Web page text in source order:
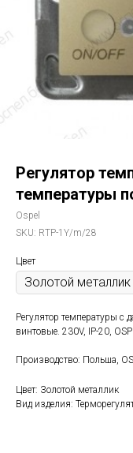
Регулятор
температуры
Ospel
SKU: RTP-1Y/m/28
Цвет
Регулятор температуры с
винтовые. 230V, IP-20,
Производство: Польша,
Цвет: Золотой металлик
Вид изделия: